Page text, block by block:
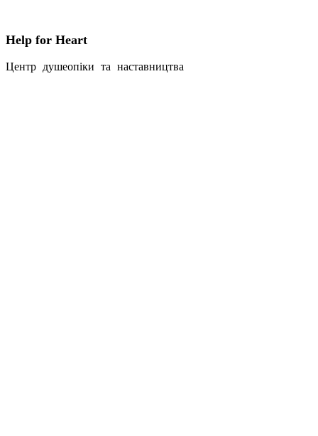
Help for Heart
Центр душеопіки та наставництва